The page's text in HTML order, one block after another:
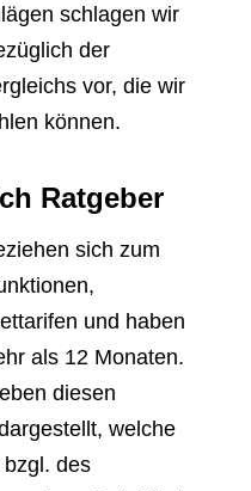
schlagen wir
der
vor, die wir
können.
Ratgeber
sich zum
und haben
als 12 Monaten.
diesen
welche
des